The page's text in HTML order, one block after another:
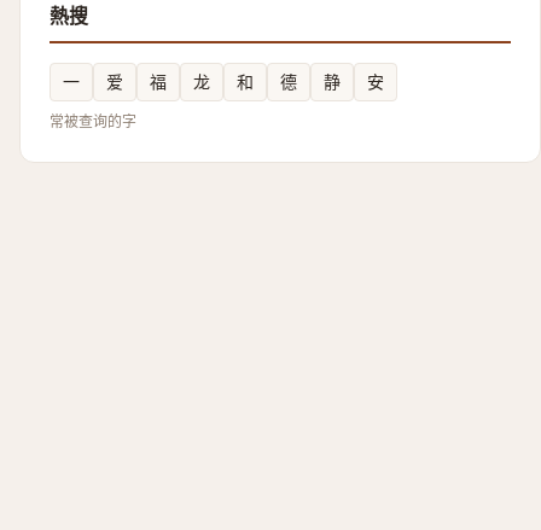
熱搜
一 爱 福 龙 和 德 静 安
常被查询的字